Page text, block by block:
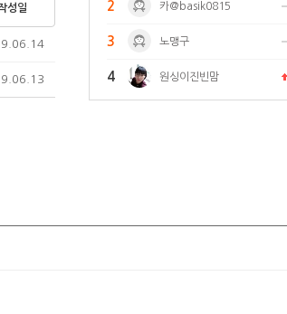
성일 2 카@basik0815
3 노맹구
4 원싱이진빈맘